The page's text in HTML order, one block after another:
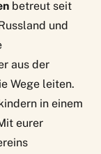
betreut seit
und
aus der
Wege leiten.
in einem
eurer